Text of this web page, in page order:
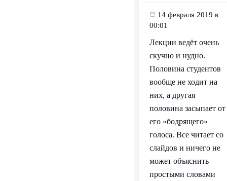
14 февраля 2019 в
00:01
Лекции ведёт очень
скучно и нудно.
Половина студентов
вообще не ходит на
них, а другая
половина засыпает от
его «бодрящего»
голоса. Все читает со
слайдов и ничего не
может объяснить
простыми словами